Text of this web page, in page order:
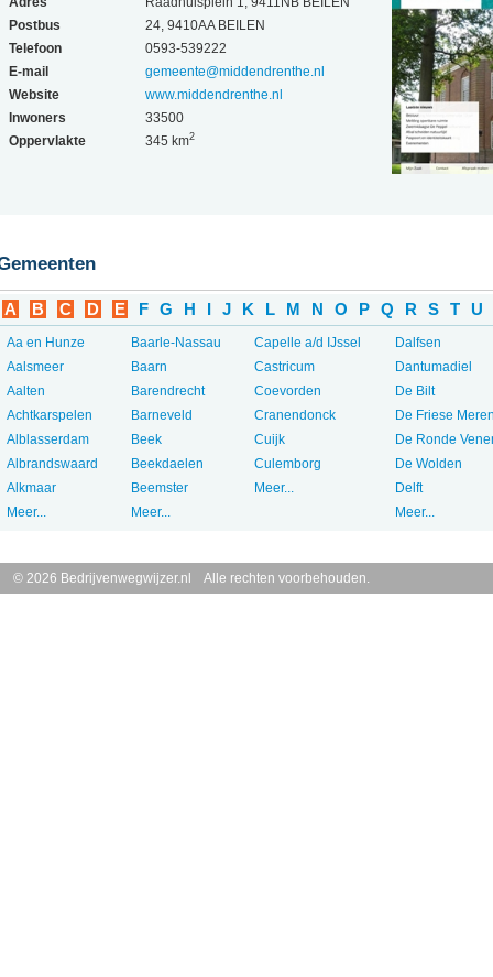
Postbus
24, 9410AA BEILEN
Telefoon
0593-539222
E-mail
gemeente@middendrenthe.nl
Website
www.middendrenthe.nl
Inwoners
33500
Oppervlakte
345 km2
A B C D E F G H I J K L M N O P Q R S T U
Aa en Hunze
Aalsmeer
Aalten
Achtkarspelen
Alblasserdam
Albrandswaard
Alkmaar
Meer...
Baarle-Nassau
Baarn
Barendrecht
Barneveld
Beek
Beekdaelen
Beemster
Meer...
Capelle a/d IJssel
Castricum
Coevorden
Cranendonck
Cuijk
Culemborg
Meer...
Dalfsen
Dantumadiel
De Bilt
De Friese
De Ronde
De Wolden
Delft
Meer...
© 2026 Bedrijvenwegwijzer.nl Alle rechten voorbehouden.